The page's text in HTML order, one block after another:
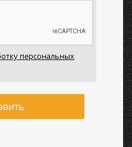
персональных